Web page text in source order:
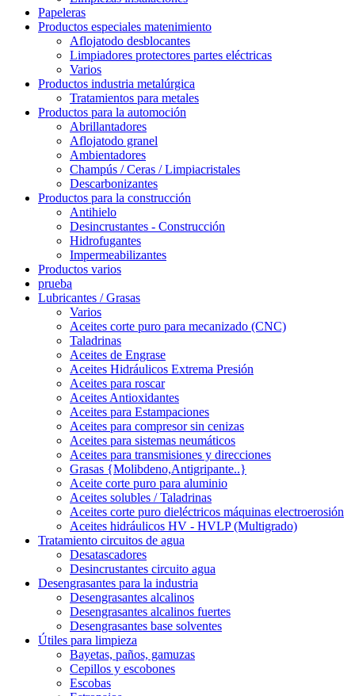
Papeleras
Productos especiales matenimiento
Aflojatodo desblocantes
Limpiadores protectores partes eléctricas
Varios
Productos industria metalúrgica
Tratamientos para metales
Productos para la automoción
Abrillantadores
Aflojatodo granel
Ambientadores
Champús / Ceras / Limpiacristales
Descarbonizantes
Productos para la construcción
Antihielo
Desincrustantes - Construcción
Hidrofugantes
Impermeabilizantes
Productos varios
prueba
Lubricantes / Grasas
Varios
Aceites corte puro para mecanizado (CNC)
Taladrinas
Aceites de Engrase
Aceites Hidráulicos Extrema Presión
Aceites para roscar
Aceites Antioxidantes
Aceites para Estampaciones
Aceites para compresor sin cenizas
Aceites para sistemas neumáticos
Aceites para transmisiones y direcciones
Grasas {Molibdeno,Antigripante..}
Aceite corte puro para aluminio
Aceites solubles / Taladrinas
Aceites corte puro dieléctricos máquinas electroerosión
Aceites hidráulicos HV - HVLP (Multigrado)
Tratamiento circuitos de agua
Desatascadores
Desincrustantes circuito agua
Desengrasantes para la industria
Desengrasantes alcalinos
Desengrasantes alcalinos fuertes
Desengrasantes base solventes
Útiles para limpieza
Bayetas, paños, gamuzas
Cepillos y escobones
Escobas